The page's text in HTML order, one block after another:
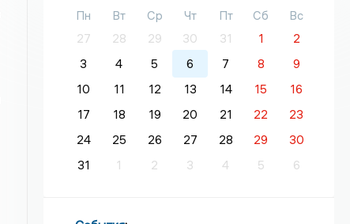
Пн Вт Ср Чт Пт Сб
Вс
27
28 29 30 31 1
2
3
4 5 6 7 8
9
10
11 12 13 14 15
16
17
18 19 20 21 22
23
24
25 26 27 28 29
30
31
1 2 3 4 5 6